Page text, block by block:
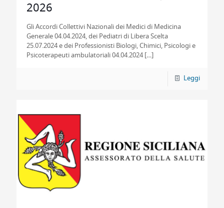
2026
Gli Accordi Collettivi Nazionali dei Medici di Medicina
Generale 04.04.2024, dei Pediatri di Libera Scelta
25.07.2024 e dei Professionisti Biologi, Chimici, Psicologi e
Psicoterapeuti ambulatoriali 04.04.2024[…]
Leggi